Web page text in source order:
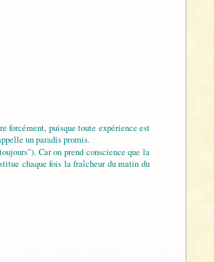
forcément, puisque toute expérience est
un paradis promis.
Car on prend conscience que la
chaque fois la fraîcheur du matin du